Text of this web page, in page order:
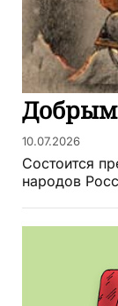
10.07.2026
Состоится
народов